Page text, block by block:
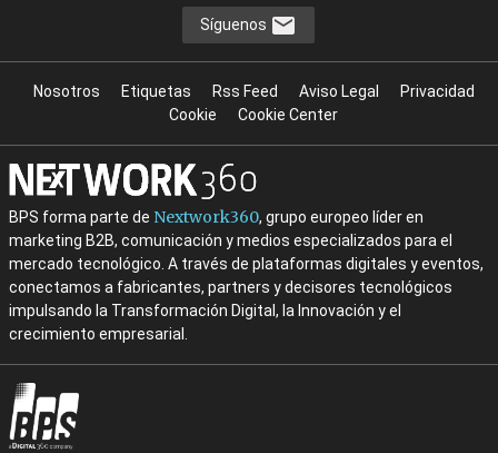
Síguenos
Nosotros Etiquetas Rss Feed Aviso Legal
Privacidad
Cookie
Cookie Center
BPS forma parte de Nextwork360, grupo europeo líder en
marketing B2B, comunicación y medios especializados para el
mercado tecnológico. A través de plataformas digitales y eventos,
conectamos a fabricantes, partners y decisores tecnológicos
impulsando la Transformación Digital, la Innovación y el
crecimiento empresarial.